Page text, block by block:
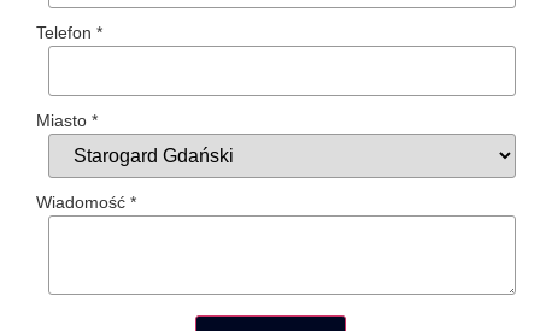
Telefon *
Miasto *
Wiadomość *